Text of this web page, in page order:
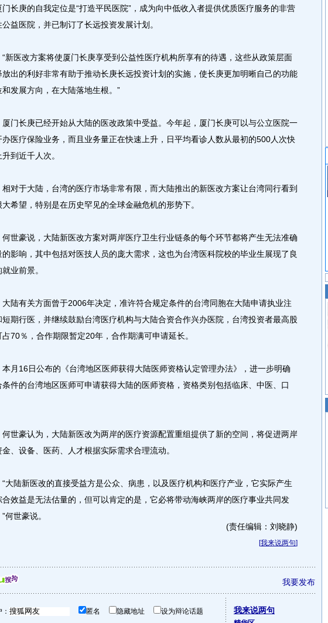
门长庚的自我定位是“打造平民医院”，成为向中低收入者提供优质医疗服务的非营
公益医院，并已制订了长远投资发展计划。
医改方案将使厦门长庚享受到公益性医疗机构所享有的待遇，这些从政策层面
放出的利好非常有助于推动长庚长远投资计划的实施，使长庚更加明晰自己的功能
和发展方向，在大陆落地生根。”
长庚已经开始从大陆的医改政策中受益。今年起，厦门长庚可以与公立医院一
办医疗保险业务，而且业务量正在快速上升，日平均看诊人数从最初的500人次快
到近千人次。
于大陆，台湾的医疗市场非常有限，而大陆推出的新医改方案让台湾同行看到
大希望，特别是在历史罕见的全球金融危机的形势下。
豪说，大陆新医改方案对两岸医疗卫生行业链条的每个环节都将产生无法准确
的影响，其中包括对医技人员的庞大需求，这也为台湾医科院校的毕业生展现了良
业前景。
有关方面曾于2006年决定，准许符合规定条件的台湾同胞在大陆申请执业注
短期行医，并继续鼓励台湾医疗机构与大陆合资合作兴办医院，台湾投资者最高股
占70％，合作期限暂定20年，合作期满可申请延长。
16日公布的《台湾地区医师获得大陆医师资格认定管理办法》，进一步明确
条件的台湾地区医师可申请获得大陆的医师资格，资格类别包括临床、中医、口
豪认为，大陆新医改为两岸的医疗资源配置重组提供了新的空间，将促进两岸
金、设备、医药、人才根据实际需求合理流动。
陆新医改的直接受益方是公众、病患，以及医疗机构和医疗产业，它实际产生
合效益是无法估量的，但可以肯定的是，它必将带动海峡两岸的医疗事业共同发
何世豪说。
(责任编辑：刘晓静)
[我来说两句]
我要发布
匿名 隐藏地址 设为辩论话题 我来说两句